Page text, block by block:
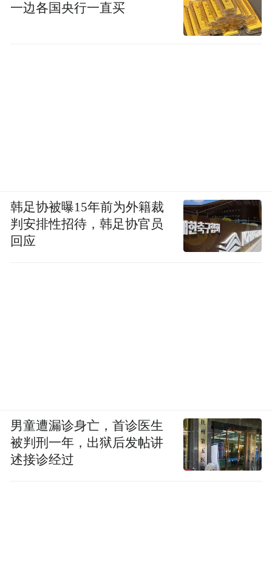
一边各国央行一直买
韩足协被曝15年前为外籍裁
判安排性招待，韩足协官员
回应
男童遭漏诊身亡，首诊医生
被判刑一年，出狱后发帖讲
述接诊经过